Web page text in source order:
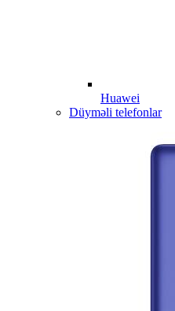
Huawei
Düyməli telefonlar